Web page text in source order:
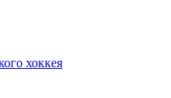
хоккея